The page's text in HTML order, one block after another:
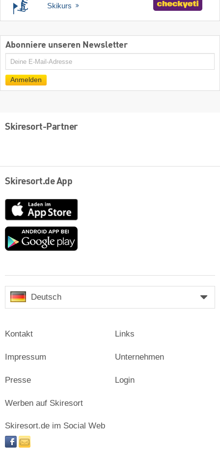
Skikurs
Abonniere unseren Newsletter
E-
Anmelden
Skiresort-Partner
Skiresort.de App
App
Store
Google
Deutsch
Kontakt
Impressum
Presse
Links
Unternehmen
Login
Werben auf Skiresort
Skiresort.de im Social Web
facebooknewsletter